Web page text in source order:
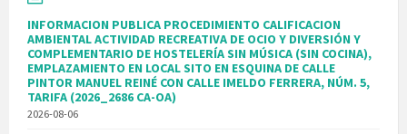
INFORMACION PUBLICA PROCEDIMIENTO CALIFICACION
AMBIENTAL ACTIVIDAD RECREATIVA DE OCIO Y DIVERSIÓN Y
COMPLEMENTARIO DE HOSTELERÍA SIN MÚSICA (SIN COCINA),
EMPLAZAMIENTO EN LOCAL SITO EN ESQUINA DE CALLE
PINTOR MANUEL REINÉ CON CALLE IMELDO FERRERA, NÚM. 5,
TARIFA (2026_2686 CA-OA)
2026-08-06